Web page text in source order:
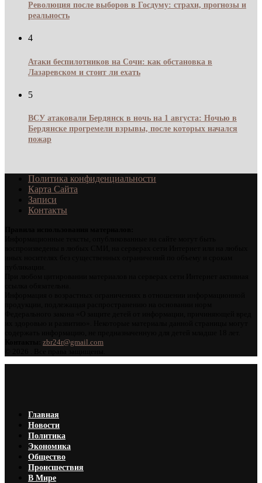
Революция после выборов в Госдуму: страхи, прогнозы и
реальность
4
Атаки беспилотников на Сочи: как обстановка в
Лазаревском и стоит ли ехать
5
ВСУ атаковали Бердянск в ночь на 1 августа: Ночью в
Бердянске прогремели взрывы, после которых начался
пожар
Политика конфиденциальности
Карта Сайта
Записи
Контакты
zbr24r@gmail.com
Главная
Новости
Политика
Экономика
Общество
Происшествия
В Мире